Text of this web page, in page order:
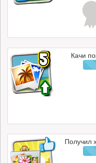
Качи
Получил